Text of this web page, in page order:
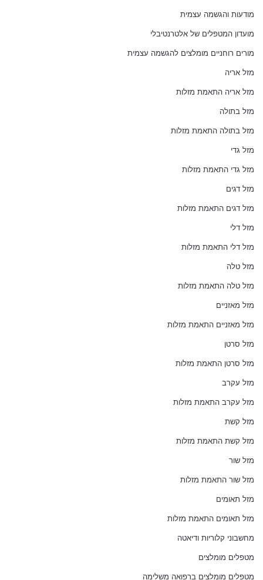
מודעות והגשמה עצמית
מועדון המטפלים של אלטרנטיבלי
מורים רוחניים מומלצים להגשמה עצמית
מזל אריה
מזל אריה התאמת מזלות
מזל בתולה
מזל בתולה התאמת מזלות
מזל גדי
מזל גדי התאמת מזלות
מזל דגים
מזל דגים התאמת מזלות
מזל דלי
מזל דלי התאמת מזלות
מזל טלה
מזל טלה התאמת מזלות
מזל מאזניים
מזל מאזניים התאמת מזלות
מזל סרטן
מזל סרטן התאמת מזלות
מזל עקרב
מזל עקרב התאמת מזלות
מזל קשת
מזל קשת התאמת מזלות
מזל שור
מזל שור התאמת מזלות
מזל תאומים
מזל תאומים התאמת מזלות
מחשבוני קלוריות ודיאטה
מטפלים מומלצים
מטפלים מומלצים ברפואה משלימה